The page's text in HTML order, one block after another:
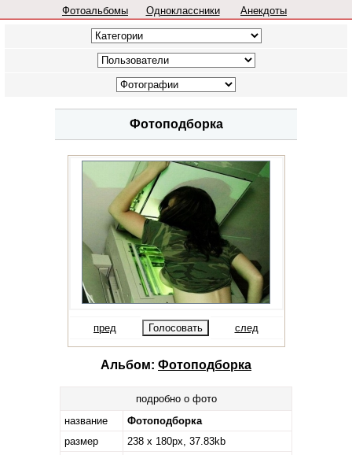
Фотоальбомы Одноклассники Анекдоты
Фотоподборка
пред след
Альбом: Фотоподборка
подробно о фото
название
Фотоподборка
размер
238 x 180px, 37.83kb